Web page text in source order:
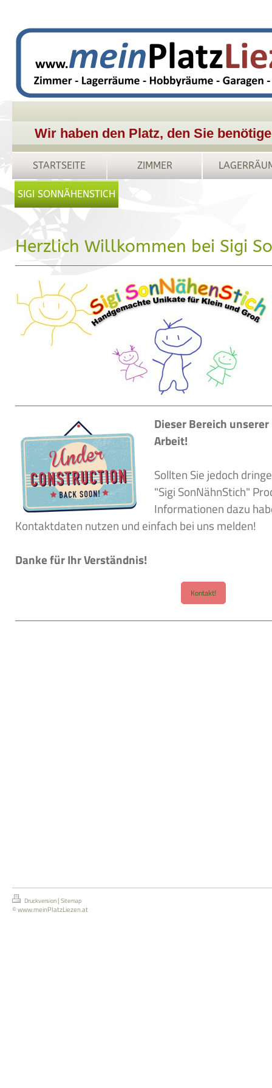
Wir haben den Platz, den Sie
STARTSEITE ZIMMER
SIGI SONNÄHENSTICH
Herzlich Willkommen bei Sigi
Dieser Bereich
Arbeit!
Sollten Sie jedoch
"Sigi SonNähnStich"
Informationen dazu
Kontaktdaten nutzen und einfach bei uns melden!
Danke für Ihr Verständnis!
Kontakt!
Druckversion | Sitemap
© www.meinPlatzLiezen.at